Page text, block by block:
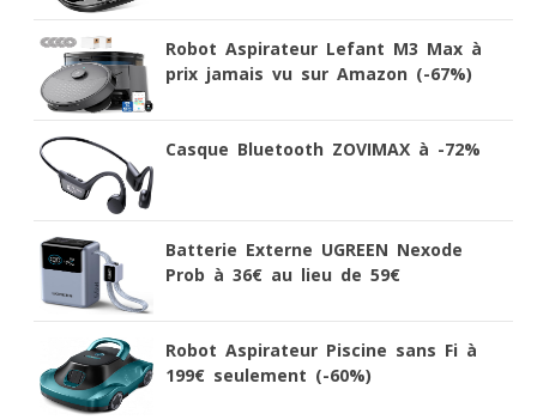
Robot Aspirateur Lefant M3 Max à
prix jamais vu sur Amazon (-67%)
Casque Bluetooth ZOVIMAX à -72%
Batterie Externe UGREEN Nexode
Prob à 36€ au lieu de 59€
Robot Aspirateur Piscine sans Fi à
199€ seulement (-60%)